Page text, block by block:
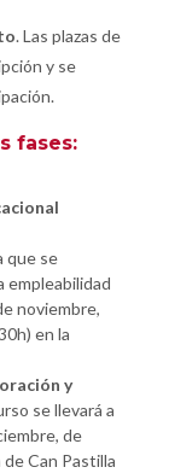
. Las plazas de
y se
fases:
que se
empleabilidad
noviembre,
en la
y
se llevará a
de
Can Pastilla